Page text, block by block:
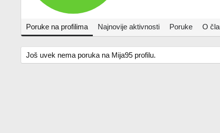
Poruke na profilima Najnovije aktivnosti Poruke O
Još uvek nema poruka na Mija95 profilu.